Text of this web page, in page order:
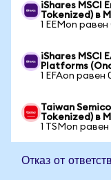
iShares MSCI
Tokenized) в
1 EEMon равен
iShares MSCI
Platforms
1 EFAon равен
Taiwan
Tokenized) в
1 TSMon
Отказ от